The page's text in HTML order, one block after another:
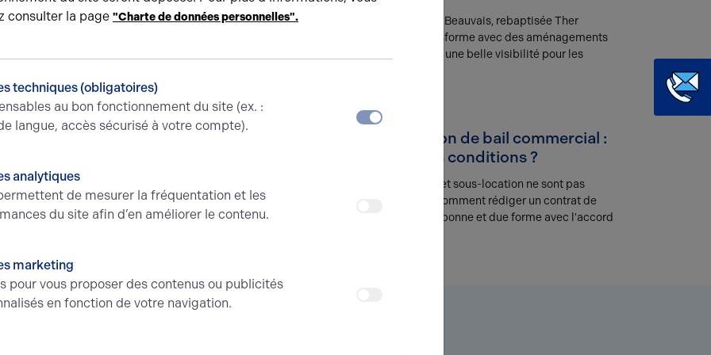
en nom propre ou en
les risques et la
votre stratégie.
La ZAC de Ther à Beauvais, rebaptisée Ther
Nouvelle, se transforme avec des aménagements
modernes offrant une belle visibilité pour les
?
pour
d’euros levés chaque
en puissance. Comment
elles les métiers, les
29.04.2025
Sous-location de bail commercial :
sous quelles conditions ?
Bail commercial et sous-location ne sont pas
incompatibles. Comment rédiger un contrat de
sous-location en bonne et due forme avec l'accord
consulter la page "Charte de données personnelles".
techniques (obligatoires)
au bon fonctionnement du site (ex. :
langue, accès sécurisé à votre compte).
analytiques
de mesurer la fréquentation et les
du site afin d’en améliorer le contenu.
marketing
pour vous proposer des contenus ou publicités
en fonction de votre navigation.